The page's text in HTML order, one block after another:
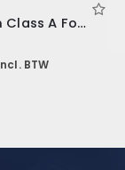
American Class A For Console1
BTW